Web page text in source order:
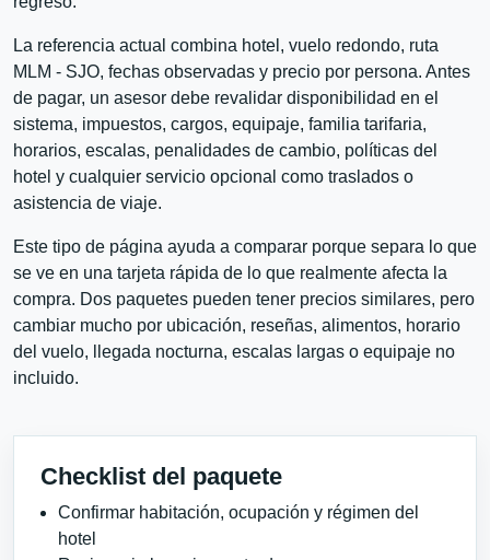
La referencia actual combina hotel, vuelo redondo, ruta
MLM - SJO, fechas observadas y precio por persona. Antes
de pagar, un asesor debe revalidar disponibilidad en el
sistema, impuestos, cargos, equipaje, familia tarifaria,
horarios, escalas, penalidades de cambio, políticas del
hotel y cualquier servicio opcional como traslados o
asistencia de viaje.
Este tipo de página ayuda a comparar porque separa lo que
se ve en una tarjeta rápida de lo que realmente afecta la
compra. Dos paquetes pueden tener precios similares, pero
cambiar mucho por ubicación, reseñas, alimentos, horario
del vuelo, llegada nocturna, escalas largas o equipaje no
incluido.
Checklist del paquete
Confirmar habitación, ocupación y régimen del
hotel